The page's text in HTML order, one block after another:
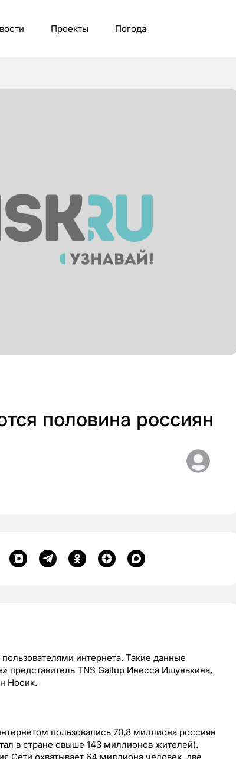
Проекты Погода
половина россиян
интернета. Такие данные
представитель TNS Gallup Инесса Ишунькина,
Носик.
пользовались 70,8 миллиона россиян
в стране свыше 143 миллионов жителей).